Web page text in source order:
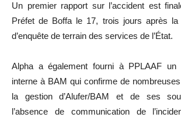
Un premier rapport sur l’accident est
Préfet de Boffa le 17, trois jours après la
d’enquête de terrain des services de l’État.
Alpha a également fourni à PPLAAF un
interne à BAM qui confirme de
la gestion d’Alufer/BAM et de ses
l’absence de communication de